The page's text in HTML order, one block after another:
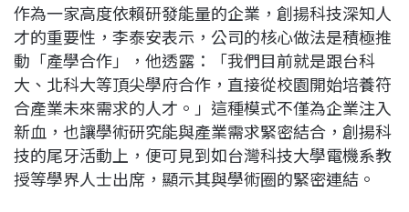
作為一家高度依賴研發能量的企業，創揚科技深知人
才的重要性，李泰安表示，公司的核心做法是積極推
動「產學合作」，他透露：「我們目前就是跟台科
大、北科大等頂尖學府合作，直接從校園開始培養符
合產業未來需求的人才。」這種模式不僅為企業注入
新血，也讓學術研究能與產業需求緊密結合，創揚科
技的尾牙活動上，便可見到如台灣科技大學電機系教
授等學界人士出席，顯示其與學術圈的緊密連結。